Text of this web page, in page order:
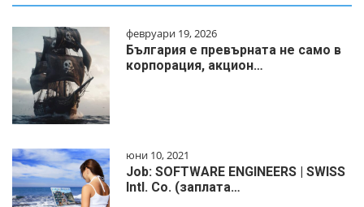
февруари 19, 2026
България е превърната не само в
корпорация, акцион…
юни 10, 2021
Job: SOFTWARE ENGINEERS | SWISS
Intl. Co. (заплата…